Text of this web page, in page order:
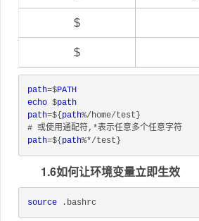
$
$
path=$PATH
echo $path
path=${ path%/home/test}
# 或使用通配符,*表示任意多个任意字符
path=${ path%*/test}
1.6如何让环境变量立即生效
source .bashrc